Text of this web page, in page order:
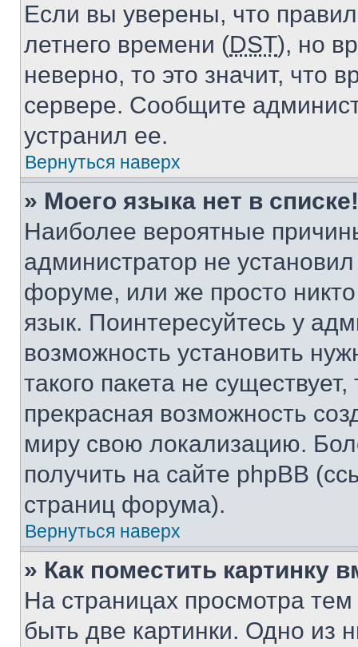
Если вы уверены, что
летнего времени (DST), но
неверно, то это значит, что
сервере. Сообщите
устранил ее.
Вернуться наверх
» Моего языка нет в списке!
Наиболее вероятные
администратор не
форуме, или же просто
язык. Поинтересуйтесь у
возможность установить
такого пакета не
прекрасная возможность
миру свою локализацию.
получить на сайте phpBB
страниц форума).
Вернуться наверх
» Как поместить картинку
На страницах просмотра
быть две картинки. Одно из